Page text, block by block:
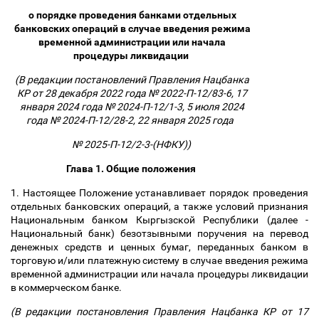
о порядке проведения банками отдельных
банковских операций в случае введения режима
временной администрации или начала
процедуры ликвидации
(В редакции постановлений Правления Нацбанка
КР от 28 декабря 2022 года № 2022-П-12/83-6, 17
января 2024 года № 2024-П-12/1-3, 5 июля 2024
года № 2024-П-12/28-2, 22 января 2025 года
№ 2025-П-12/2-3-(НФКУ))
Глава 1. Общие положения
1. Настоящее Положение устанавливает порядок проведения
отдельных банковских операций, а также условий признания
Национальным банком Кыргызской Республики (далее -
Национальный банк) безотзывными поручения на перевод
денежных средств и ценных бумаг, переданных банком в
торговую и/или платежную систему в случае введения режима
временной администрации или начала процедуры ликвидации
в коммерческом банке.
(В редакции постановления Правления Нацбанка КР от 17